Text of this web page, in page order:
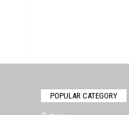
POPULAR CATEGORY